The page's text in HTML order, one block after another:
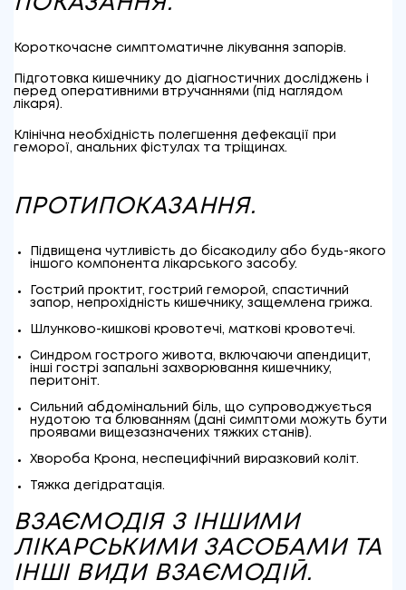
Короткочасне симптоматичне лікування запорів.
Підготовка кишечнику до діагностичних досліджень і
перед оперативними втручаннями (під наглядом
лікаря).
Клінічна необхідність полегшення дефекації при
геморої, анальних фістулах та тріщинах.
ПРОТИПОКАЗАННЯ.
Підвищена чутливість до бісакодилу або будь-якого
іншого компонента лікарського засобу.
Гострий проктит, гострий геморой, спастичний
запор, непрохідність кишечнику, защемлена грижа.
Шлунково-кишкові кровотечі, маткові кровотечі.
Синдром гострого живота, включаючи апендицит,
інші гострі запальні захворювання кишечнику,
перитоніт.
Сильний абдомінальний біль, що супроводжується
нудотою та блюванням (дані симптоми можуть бути
проявами вищезазначених тяжких станів).
Хвороба Крона, неспецифічний виразковий коліт.
Тяжка дегідратація.
ВЗАЄМОДІЯ З ІНШИМИ
ЛІКАРСЬКИМИ ЗАСОБАМИ ТА
ІНШІ ВИДИ ВЗАЄМОДІЙ.